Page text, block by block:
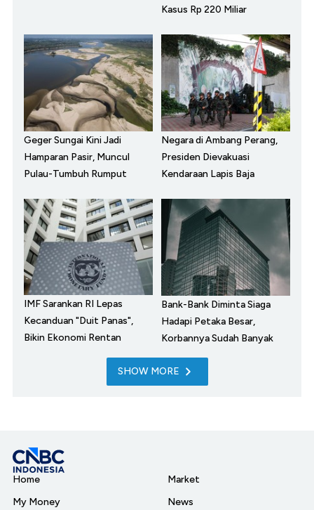
Kasus Rp 220 Miliar
Geger Sungai Kini Jadi
Hamparan Pasir, Muncul
Pulau-Tumbuh Rumput
Negara di Ambang Perang,
Presiden Dievakuasi
Kendaraan Lapis Baja
IMF Sarankan RI Lepas
Kecanduan "Duit Panas",
Bikin Ekonomi Rentan
Bank-Bank Diminta Siaga
Hadapi Petaka Besar,
Korbannya Sudah Banyak
SHOW MORE
Home
My Money
Market
News